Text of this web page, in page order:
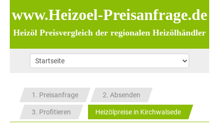
www.Heizoel-Preisanfrage.de
Heizöl Preisvergleich der regionalen Heizölhändler
1. Preisanfrage 2. Absenden
3. Profitieren Heizölpreise in Kirchwalsede